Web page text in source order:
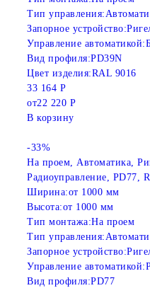
Тип управления:
Запорное устройство:
Управление автоматикой:
Вид профиля:PD39N
Цвет изделия:RAL 9016
33 164 Р
от22 220 Р
В корзину
-33%
На проем, Автоматика,
Радиоуправление, PD77,
Ширина:от 1000 мм
Высота:от 1000 мм
Тип монтажа:На проем
Тип управления:
Запорное устройство:
Управление автоматикой:
Вид профиля:PD77